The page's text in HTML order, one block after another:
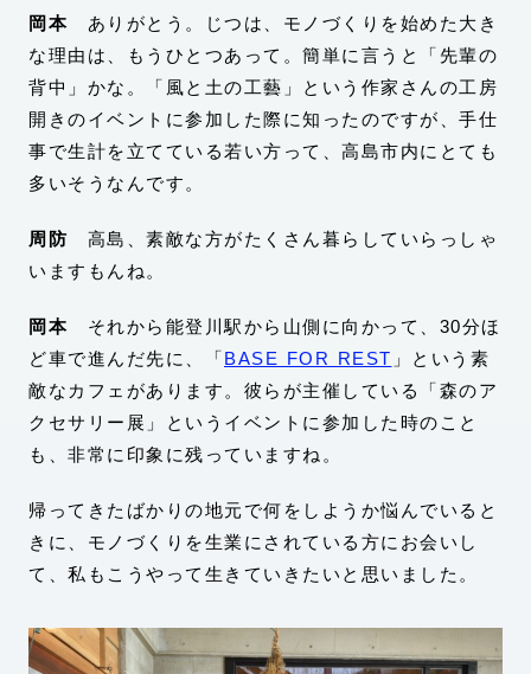
岡本 ありがとう。じつは、モノづくりを始めた大き
な理由は、もうひとつあって。簡単に言うと「先輩の
背中」かな。「風と土の工藝」という作家さんの工房
開きのイベントに参加した際に知ったのですが、手仕
事で生計を立てている若い方って、高島市内にとても
多いそうなんです。
周防 高島、素敵な方がたくさん暮らしていらっしゃ
いますもんね。
岡本 それから能登川駅から山側に向かって、30分ほ
ど車で進んだ先に、「BASE FOR REST 」という素
敵なカフェがあります。彼らが主催している「森のア
クセサリー展」というイベントに参加した時のこと
も、非常に印象に残っていますね。
帰ってきたばかりの地元で何をしようか悩んでいると
きに、モノづくりを生業にされている方にお会いし
て、私もこうやって生きていきたいと思いました。